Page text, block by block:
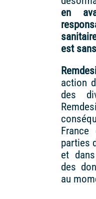
en
est
action
des
parties
et
des
au